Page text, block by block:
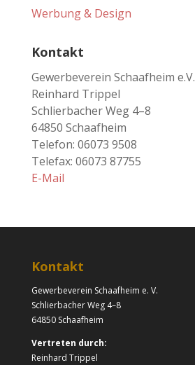
Werbung & Design
Kontakt
Gewerbeverein Schaafheim e.V.
Reinhard Trippel
Schlierbacher Weg 4–8
64850 Schaafheim
Telefon: 06073 9508
Telefax: 06073 87755
E-Mail
Kontakt
Gewerbeverein Schaafheim e. V.
Schlierbacher Weg 4–8
64850 Schaafheim
Vertreten durch:
Reinhard Trippel